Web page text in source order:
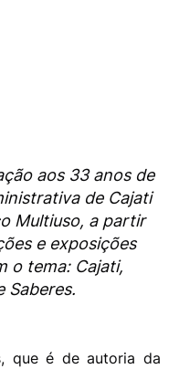
aos 33 anos de
de Cajati
Multiuso, a partir
e exposições
o tema: Cajati,
Saberes.
que é de autoria da